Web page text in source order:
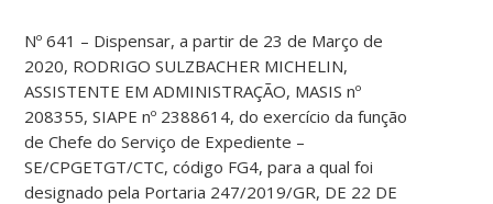
Nº 641 – Dispensar, a partir de 23 de Março de
2020, RODRIGO SULZBACHER MICHELIN,
ASSISTENTE EM ADMINISTRAÇÃO, MASIS nº
208355, SIAPE nº 2388614, do exercício da função
de Chefe do Serviço de Expediente –
SE/CPGETGT/CTC, código FG4, para a qual foi
designado pela Portaria 247/2019/GR, DE 22 DE